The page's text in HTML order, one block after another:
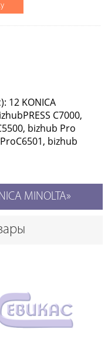
12 KONICA
C7000,
bizhub Pro
bizhub
MINOLTA»